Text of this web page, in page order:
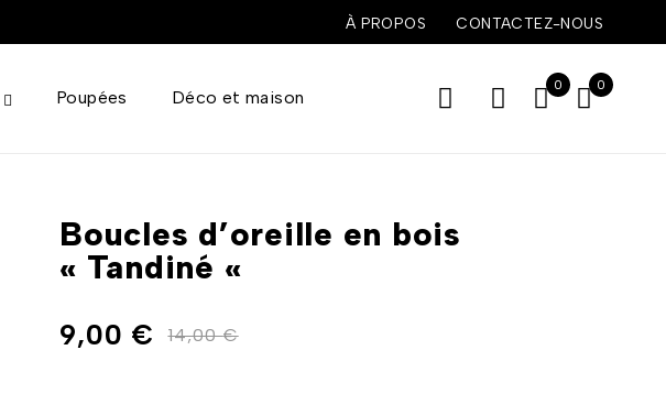
À PROPOS CONTACTEZ-NOUS
Poupées Déco et maison
0 0
Boucles d’oreille en bois
« Tandiné «
14,00€
9,00 €